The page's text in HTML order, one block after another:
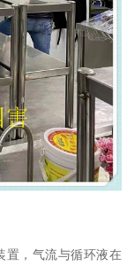
置，气流与循环液在